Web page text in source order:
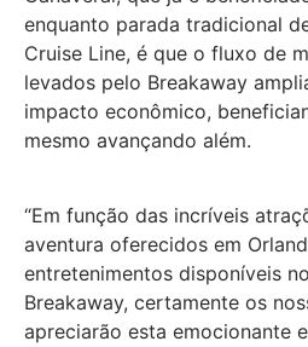
enquanto parada tradicional
Cruise Line, é que o fluxo de
levados pelo Breakaway
impacto econômico,
mesmo avançando além.
“Em função das incríveis
aventura oferecidos em
entretenimentos disponíveis
Breakaway, certamente os
apreciarão esta emocionante